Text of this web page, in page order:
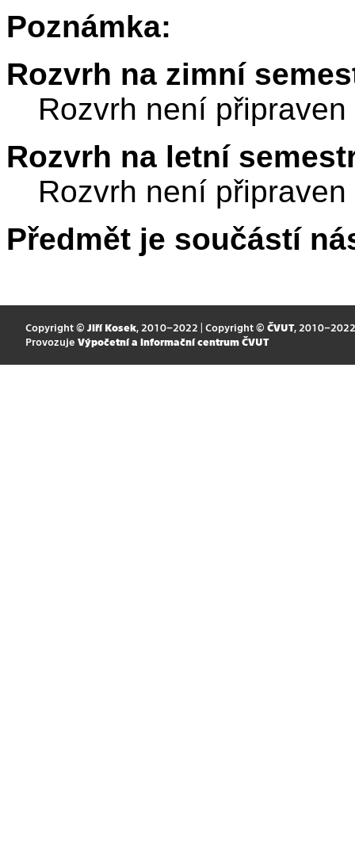
Poznámka:
Rozvrh na zimní
Rozvrh není připraven
Rozvrh na letní
Rozvrh není připraven
Předmět je součástí
Copyright © Jiří Kosek, 2010–2022 | Copyright © ČVUT, 2010–2022
Provozuje Výpočetní a informační centrum ČVUT